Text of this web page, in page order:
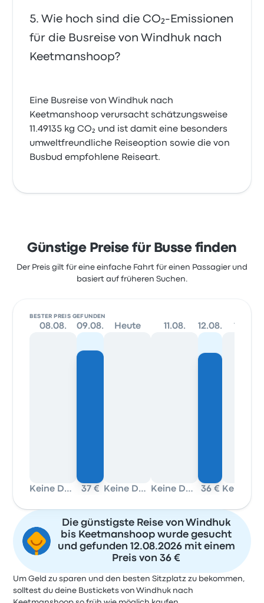
Wie hoch sind die CO₂-Emissionen
für die Busreise von Windhuk nach
Keetmanshoop?
Eine Busreise von Windhuk nach
Keetmanshoop verursacht schätzungsweise
11.49135 kg CO₂ und ist damit eine besonders
umweltfreundliche Reiseoption sowie die von
Busbud empfohlene Reiseart.
Günstige Preise für Busse finden
Der Preis gilt für eine einfache Fahrt für einen Passagier und
basiert auf früheren Suchen.
BESTER PREIS GEFUNDEN
08.08.
Keine Daten
09.08.
37 €
Heute
Keine Daten
11.08.
Keine Daten
12.08.
36 €
13.08.
Die günstigste Reise von Windhuk
bis Keetmanshoop wurde gesucht
und gefunden 12.08.2026 mit einem
Preis von 36 €
Um Geld zu sparen und den besten Sitzplatz zu bekommen,
solltest du deine Bustickets von Windhuk nach